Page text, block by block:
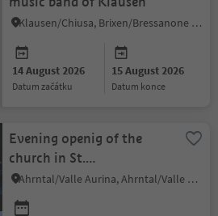
Klausen/Chiusa, Brixen/Bressanone and environs
14 August 2026
datum začátku
15 August 2026
datum konce
Evening openig of the
church in St.
Johann/Ahrntal valley
Ahrntal/Valle Aurina, Ahrntal/Valle Aurina